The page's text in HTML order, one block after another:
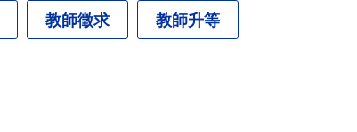
教師徵求 教師升等